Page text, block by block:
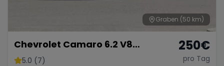
Graben (50 km)
Chevrolet Camaro 6.2 V8
Customkingz
5.0 (7)
250€
pro Tag